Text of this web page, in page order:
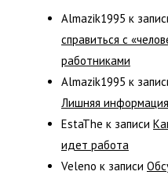
Almazik1995 к
справиться с
работниками
Almazik1995 к
Лишняя информация
EstaThe к записи
идет работа
Veleno к записи